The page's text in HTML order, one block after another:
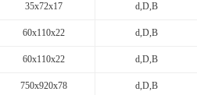
35x72x17 d,D,B
60x110x22 d,D,B
60x110x22 d,D,B
750x920x78 d,D,B